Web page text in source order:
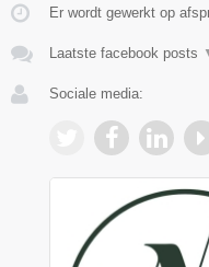
Er wordt gewerkt op
Laatste facebook posts
Sociale media: